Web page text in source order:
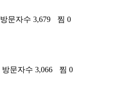
방문자수 3,679
찜 0
방문자수 3,066
찜 0